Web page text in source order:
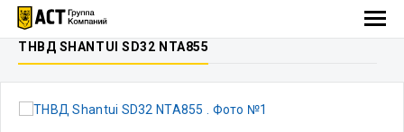
ТНВД SHANTUI SD32 NTA855